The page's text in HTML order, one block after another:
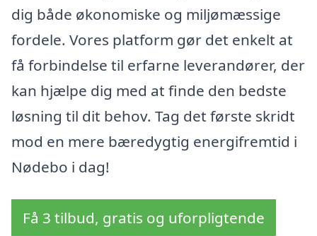
dig både økonomiske og miljømæssige
fordele. Vores platform gør det enkelt at
få forbindelse til erfarne leverandører, der
kan hjælpe dig med at finde den bedste
løsning til dit behov. Tag det første skridt
mod en mere bæredygtig energifremtid i
Nødebo i dag!
Få 3 tilbud, gratis og uforpligtende